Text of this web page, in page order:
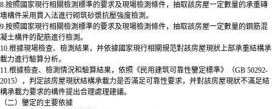
8.按照國家現行相關檢測標準的要求及現場檢測條件，抽取該房屋一定數量的承重磚
墻構件采用貫入法進行砌筑砂漿抗壓強度檢測。
9.按照國家現行相關檢測標準的要求及現場檢測條件，抽取該房屋一定數量的鋼筋混
凝土構件的配筋進行檢測。
10.根據現場檢查、檢測結果，并依據國家現行相關規范對該房屋現狀上部承重結構承
載力進行驗算分析。
11.根據檢查、檢測情況和驗算結果，依照《民用建筑可靠性鑒定標準》（GB 50292-
2015），判定該房屋現狀結構承載力是否滿足可靠性要求，并對該房屋現狀不滿足結
構承載力要求的構件提出合理處理建議。
（二）鑒定的主要依據